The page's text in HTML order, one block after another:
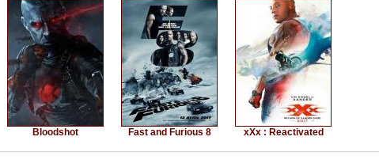
Bloodshot Fast and Furious 8 xXx : Reactivated